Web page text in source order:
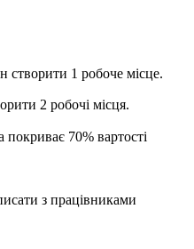
створити 1 робоче місце.
2 робочі місця.
70% вартості
з працівниками